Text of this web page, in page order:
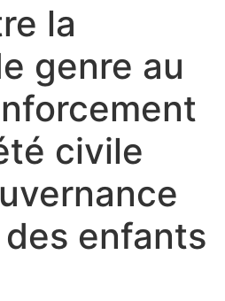
la
genre au
civile
enfants